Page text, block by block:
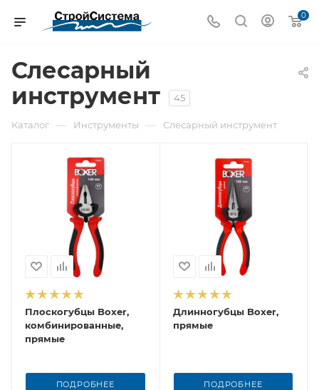
0
Слесарный
инструмент
45
Каталог — Инструменты — Слесарный инструмент
Плоскогубцы Boxer,
комбинированные,
прямые
ПОДРОБНЕЕ
Длинногубцы Boxer,
прямые
ПОДРОБНЕЕ